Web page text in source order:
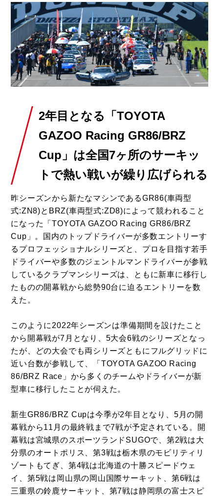
2年目となる「TOYOTA
GAZOO Racing GR86/BRZ
Cup」は全国7ヶ所のサーキッ
トで熱い戦いが繰り広げられる
昨シーズンから新たなマシンであるGR86(車両型
式:ZN8)とBRZ(車両型式:ZD8)によって競われること
になった「TOYOTA GAZOO Racing GR86/BRZ
Cup」。国内のトップドライバーが多数エントリーす
るプロフェッショナルシリーズと、プロを目指す若手
ドライバーや多数のジェントルマンドライバーが参戦
しているクラブマンシリーズは、ともに新車に移行し
たものの開幕戦から総勢90台に迫るエントリーを数
えた。
このように2022年シーズンは準備期間を設けたこと
から開幕戦が7月となり、5大会6戦のシリーズとなっ
たが、どの大会でも両シリーズともにフルグリッドに
近い台数が参戦して、「TOYOTA GAZOO Racing
86/BRZ Race」から多くのチームやドライバーが新
型車に移行したことが伺えた。
新生GR86/BRZ Cupは今季が2年目となり、5月の開
幕戦から11月の最終戦まで7戦が予定されている。開
幕戦は宮城県のスポーツランドSUGOで、第2戦は大
分県のオートポリス、第3戦は栃木県のモビリティリ
ゾートもてぎ、第4戦は北海道の十勝スピードウェ
イ、第5戦は岡山県の岡山国際サーキット、第6戦は
三重県の鈴鹿サーキット、第7戦は静岡県の富士スピ